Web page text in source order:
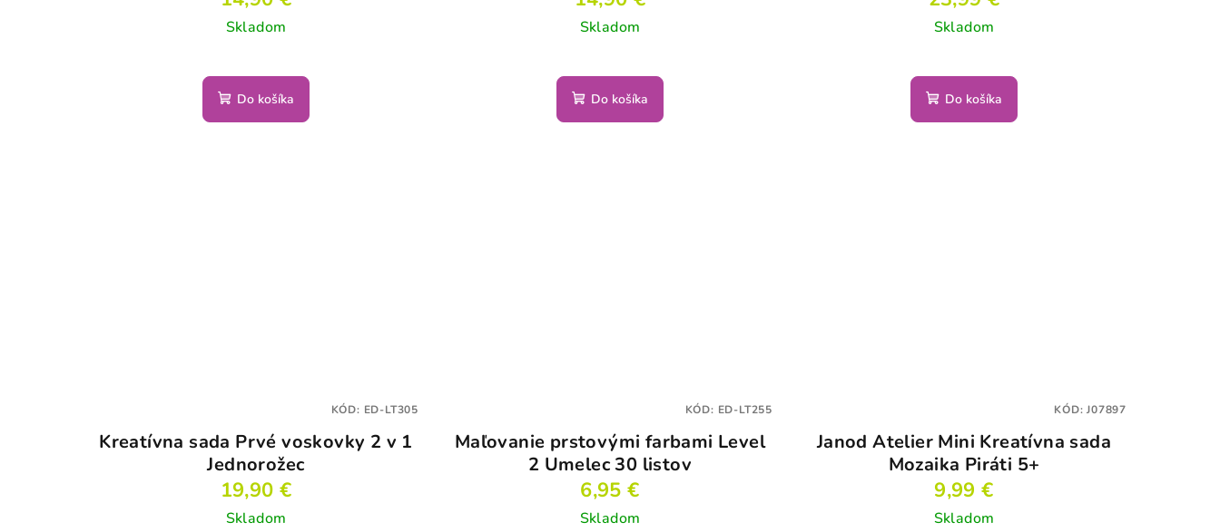
Skladom
Do košíka
Skladom
Do košíka
Skladom
Do košíka
Kreatívna sada Prvé voskovky 2 v 1
Jednorožec
19,90 €
Skladom
KÓD: ED-LT305
Maľovanie prstovými farbami Level
2 Umelec 30 listov
6,95 €
Skladom
KÓD: ED-LT255
Janod Atelier Mini Kreatívna sada
Mozaika Piráti 5+
9,99 €
Skladom
KÓD:J07897